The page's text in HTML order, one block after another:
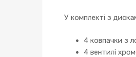
У комплекті з
4 ковпачки з
4 вентилі